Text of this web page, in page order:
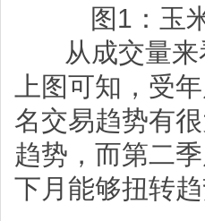
图1：玉
从成交量来
上图可知，受
名交易趋势有
趋势，而第二
下月能够扭转趋